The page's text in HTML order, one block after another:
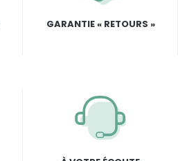
GARANTIE « RETOURS »